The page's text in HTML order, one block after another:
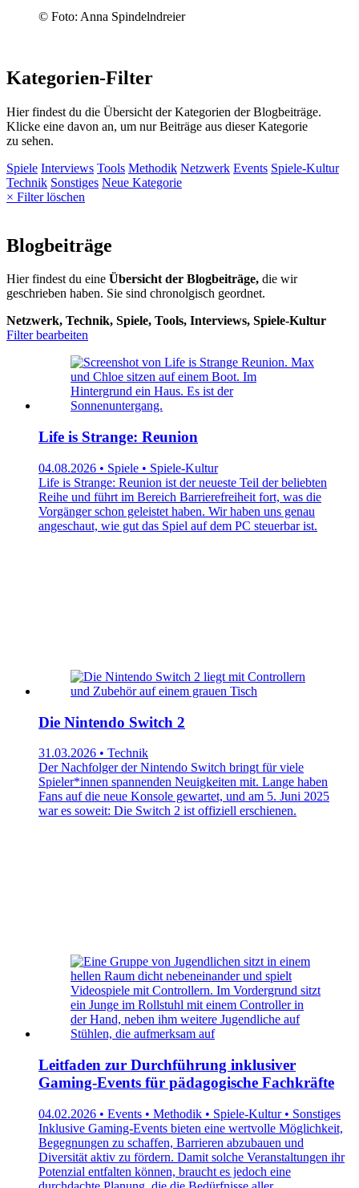
© Foto: Anna Spindelndreier
Kategorien-Filter
Hier findest du die Übersicht der Kategorien der Blogbeiträge.
Klicke eine davon an, um nur Beiträge aus dieser Kategorie
zu sehen.
Spiele Interviews Tools Methodik Netzwerk Events Spiele-Kultur
Technik Sonstiges Neue Kategorie
× Filter löschen
Blogbeiträge
Hier findest du eine Übersicht der Blogbeiträge, die wir
geschrieben haben. Sie sind chronolgisch geordnet.
Netzwerk, Technik, Spiele, Tools, Interviews, Spiele-Kultur
Filter bearbeiten
Life is Strange: Reunion
04.08.2026 • Spiele • Spiele-Kultur
Life is Strange: Reunion ist der neueste Teil der beliebten
Reihe und führt im Bereich Barrierefreiheit fort, was die
Vorgänger schon geleistet haben. Wir haben uns genau
angeschaut, wie gut das Spiel auf dem PC steuerbar ist.
Die Nintendo Switch 2
31.03.2026 • Technik
Der Nachfolger der Nintendo Switch bringt für viele
Spieler*innen spannenden Neuigkeiten mit. Lange haben
Fans auf die neue Konsole gewartet, und am 5. Juni 2025
war es soweit: Die Switch 2 ist offiziell erschienen.
Leitfaden zur Durchführung inklusiver
Gaming-Events für pädagogische Fachkräfte
04.02.2026 • Events • Methodik • Spiele-Kultur • Sonstiges
Inklusive Gaming-Events bieten eine wertvolle Möglichkeit,
Begegnungen zu schaffen, Barrieren abzubauen und
Diversität aktiv zu fördern. Damit solche Veranstaltungen ihr
Potenzial entfalten können, braucht es jedoch eine